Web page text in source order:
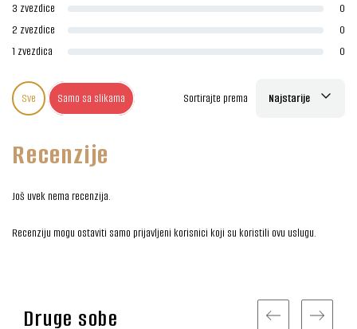
3 zvezdice
0
2 zvezdice
0
1 zvezdica
0
Sve Samo sa slikama Sortirajte prema Najstarije
Recenzije
Još uvek nema recenzija.
Recenziju mogu ostaviti samo prijavljeni korisnici koji su koristili ovu uslugu.
Druge sobe